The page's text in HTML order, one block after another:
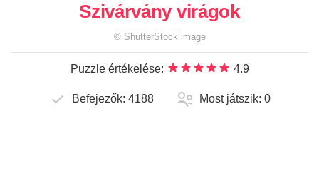
Szivárvány virágok
© ShutterStock image
Puzzle értékelése: 4.9
Befejezők: 4188 Most játszik: 0